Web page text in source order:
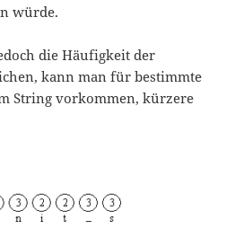
würde.
die Häufigkeit der
kann man für bestimmte
String vorkommen, kürzere